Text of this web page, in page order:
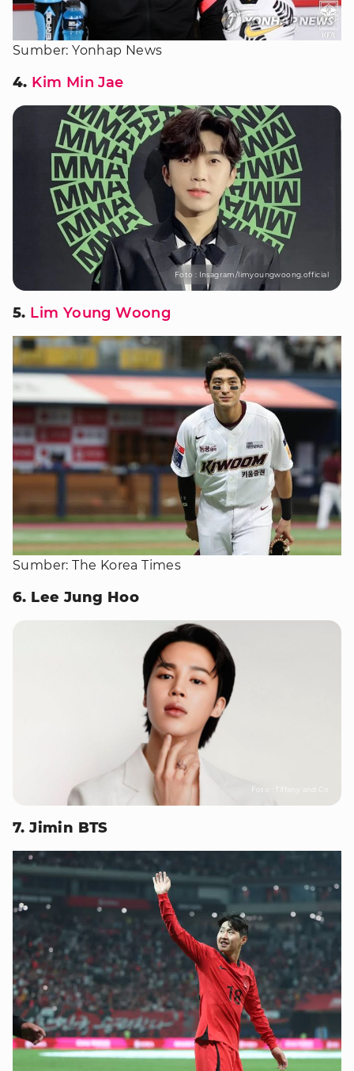
Sumber: Yonhap News
4. Kim Min Jae
Foto : Insagram/limyoungwoong.official
5. Lim Young Woong
Sumber: The Korea Times
6. Lee Jung Hoo
Foto : Tiffany and Co
7. Jimin BTS